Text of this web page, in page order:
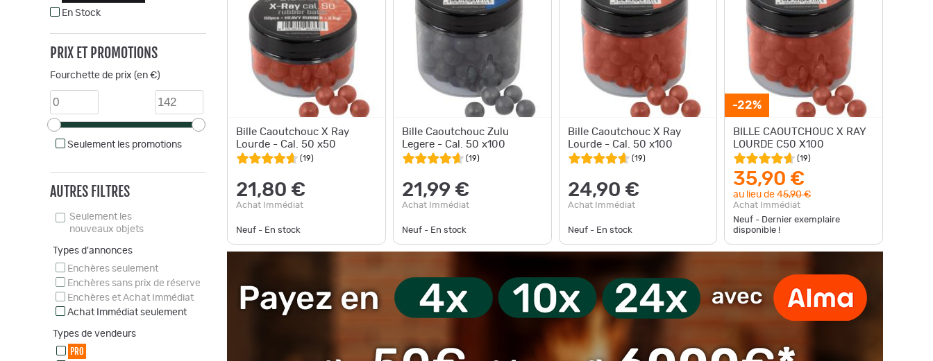
En Stock
PRIX ET PROMOTIONS
Fourchette de prix (en €)
Seulement les promotions
AUTRES FILTRES
Seulement les
nouveaux objets
Types d'annonces
Enchères seulement
Enchères sans prix de réserve
Enchères et Achat Immédiat
Achat Immédiat seulement
Types de vendeurs
PRO
Bille Caoutchouc X Ray
Lourde - Cal. 50 x50
(19)
21,80 €
Achat Immédiat
Neuf - En stock
Bille Caoutchouc Zulu
Legere - Cal. 50 x100
(19)
21,99 €
Achat Immédiat
Neuf - En stock
Bille Caoutchouc X Ray
Lourde - Cal. 50 x100
(19)
24,90 €
Achat Immédiat
Neuf - En stock
-22%
BILLE CAOUTCHOUC X RAY
LOURDE C50 X100
(19)
35,90 €
au lieu de45,90 €
Achat Immédiat
Neuf - Dernier exemplaire
disponible !